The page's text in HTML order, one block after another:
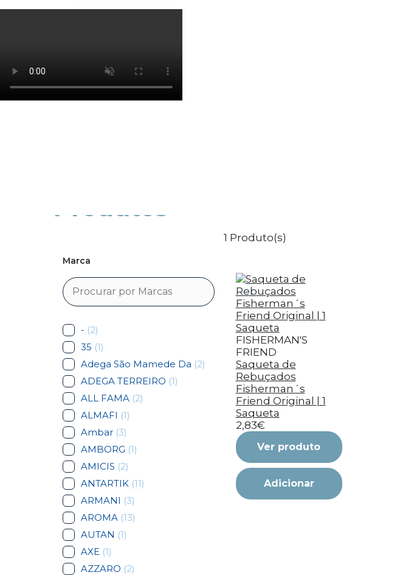
Os cookies de marketing são usados para entregar aos visitantes
Produtos
Marca
- (2)
35 (1)
Adega São Mamede Da (2)
ADEGA TERREIRO (1)
ALL FAMA (2)
ALMAFI (1)
Ambar (3)
AMBORG (1)
AMICIS (2)
ANTARTIK (11)
ARMANI (3)
AROMA (13)
AUTAN (1)
AXE (1)
AZZARO (2)
1 Produto(s)
FISHERMAN'S
FRIEND
Saqueta de
Rebuçados
Fisherman´s
Friend Original | 1
Saqueta
2,83€
Ver produto
Adicionar